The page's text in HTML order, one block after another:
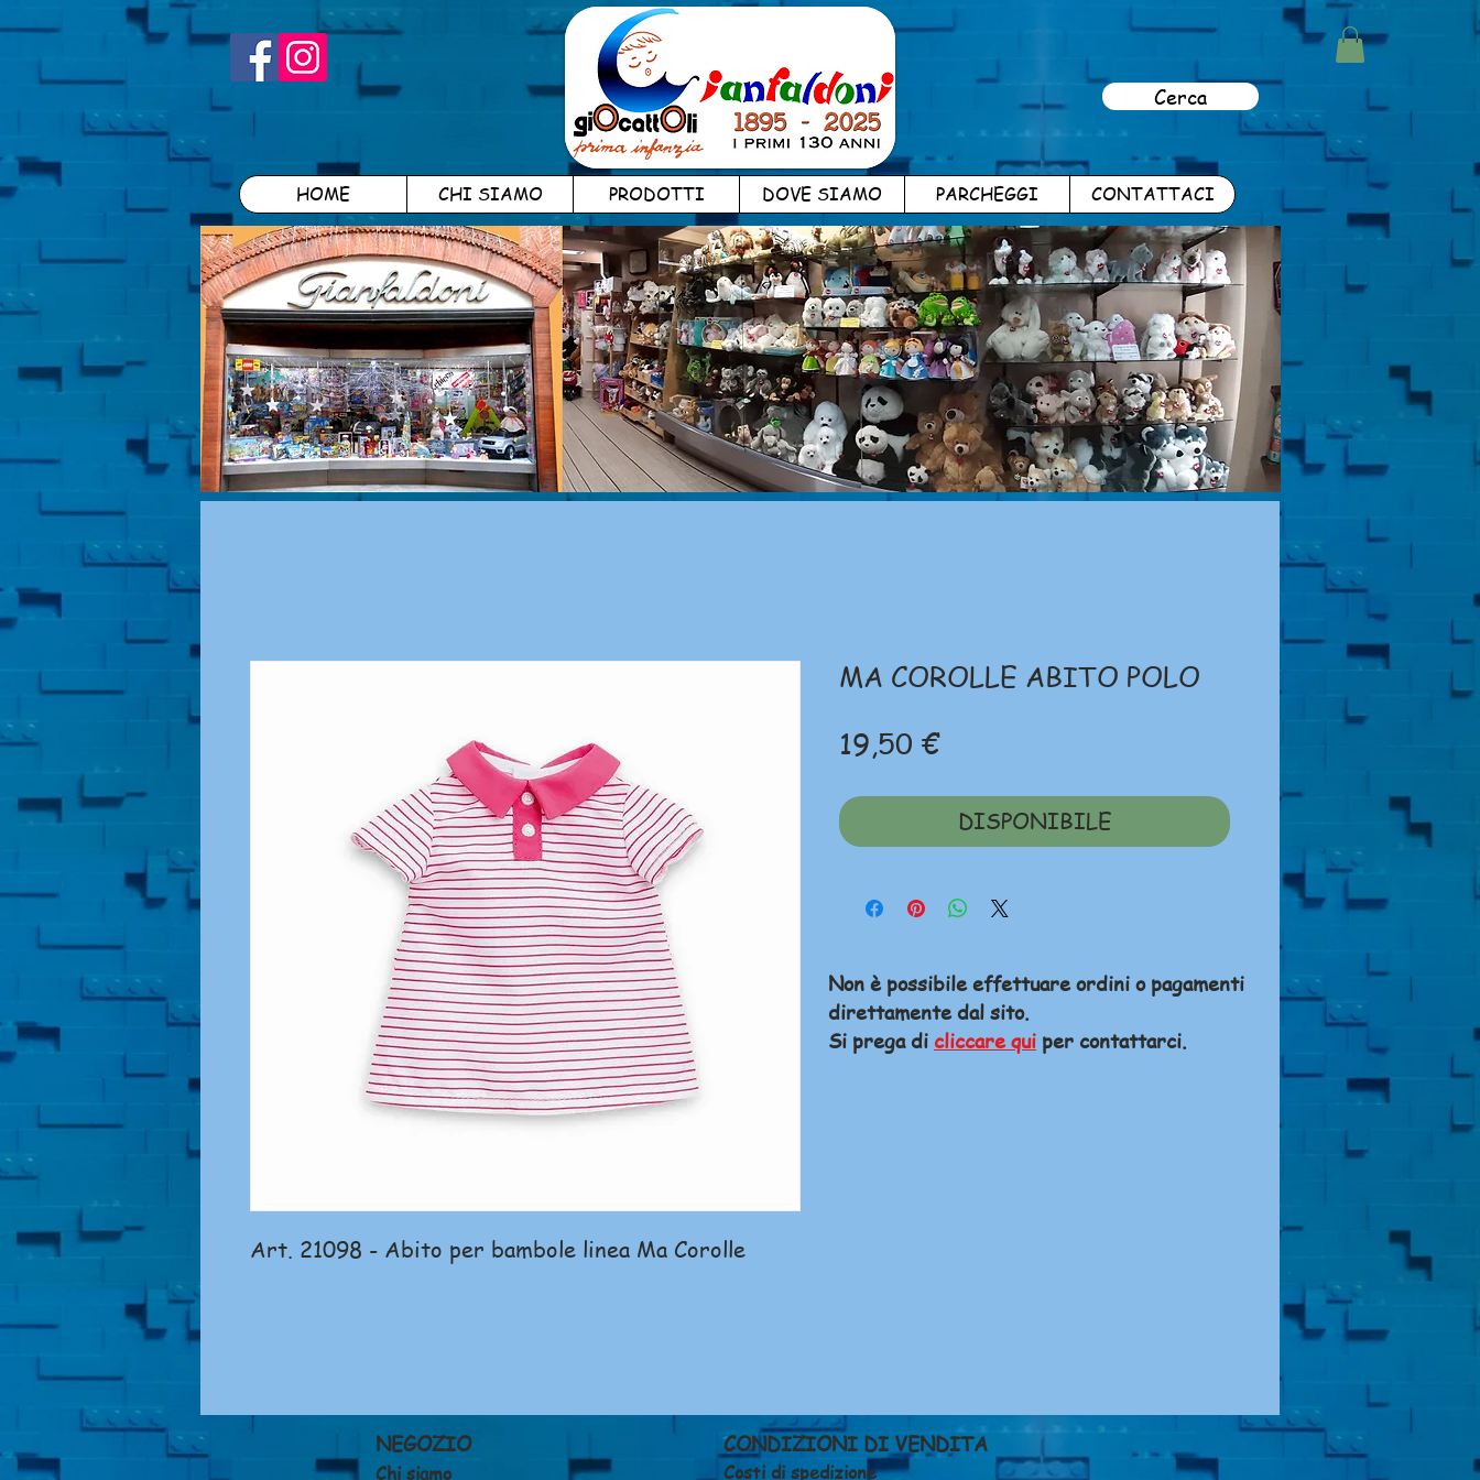
Cerca
HOME CHI SIAMO PRODOTTI DOVE SIAMO PARCHEGGI CONTATTACI
Art. 21098 - Abito per bambole linea Ma Corolle
MA COROLLE ABITO POLO
19,50 €Prezzo
DISPONIBILE
Non è possibile effettuare ordini o pagamenti
direttamente dal sito.
Si prega di cliccare qui per contattarci.
NEGOZIO
Chi siamo
CONDIZIONI DI VENDITA
Costi di spedizione